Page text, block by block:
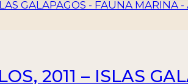
2011 – ISLAS